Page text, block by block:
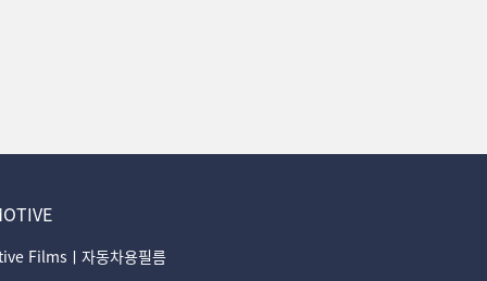
Filmsㅣ자동차용필름